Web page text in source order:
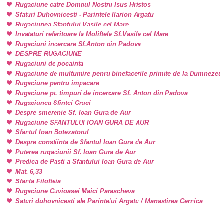
Rugaciune catre Domnul Nostru Isus Hristos
Sfaturi Duhovnicesti - Parintele Ilarion Argatu
Rugaciunea Sfantului Vasile cel Mare
Invataturi referitoare la Moliftele Sf.Vasile cel Mare
Rugaciuni incercare Sf.Anton din Padova
DESPRE RUGACIUNE
Rugaciuni de pocainta
Rugaciune de multumire penru binefacerile primite de la
Rugaciune pentru impacare
Rugaciune pt. timpuri de incercare Sf. Anton din Padova
Rugaciunea Sfintei Cruci
Despre smerenie Sf. Ioan Gura de Aur
Rugaciune SFANTULUI IOAN GURA DE AUR
Sfantul Ioan Botezatorul
Despre constiinta de Sfantul Ioan Gura de Aur
Puterea rugaciunii Sf. Ioan Gura de Aur
Predica de Pasti a Sfantului Ioan Gura de Aur
Mat. 6,33
Sfanta Filofteia
Rugaciune Cuvioasei Maici Parascheva
Saturi duhovnicesti ale Parintelui Argatu / Manastirea Cernica